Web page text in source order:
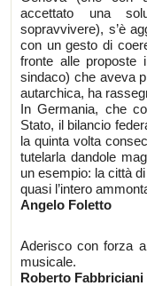
accettato una
sopravvivere), s’è
con un gesto di
fronte alle proposte
sindaco) che aveva
autarchica, ha
In Germania, che
Stato, il bilancio
la quinta volta
tutelarla dandole
un esempio: la città
quasi l’intero
Angelo Foletto
Aderisco con forza
musicale.
Roberto Fabbriciani